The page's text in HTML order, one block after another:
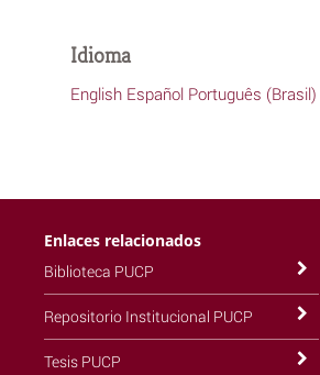
Idioma
English Español Português (Brasil)
Enlaces relacionados
Biblioteca PUCP
Repositorio Institucional PUCP
Tesis PUCP